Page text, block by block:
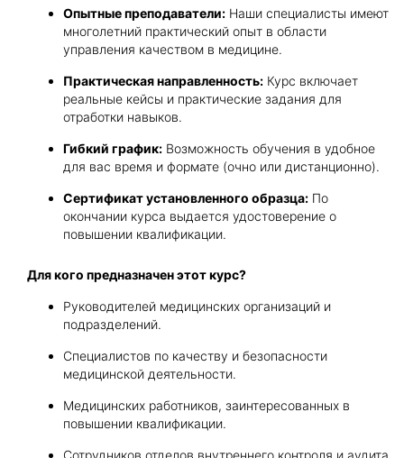
Опытные преподаватели: Наши специалисты имеют
многолетний практический опыт в области
управления качеством в медицине.
Практическая направленность: Курс включает
реальные кейсы и практические задания для
отработки навыков.
Гибкий график: Возможность обучения в удобное
для вас время и формате (очно или дистанционно).
Сертификат установленного образца: По
окончании курса выдается удостоверение о
повышении квалификации.
Для кого предназначен этот курс?
Руководителей медицинских организаций и
подразделений.
Специалистов по качеству и безопасности
медицинской деятельности.
Медицинских работников, заинтересованных в
повышении квалификации.
Сотрудников отделов внутреннего контроля и аудита.